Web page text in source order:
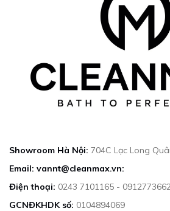
Showroom Hà Nội: 704C Lạc Long
Email: vannt@cleanmax.vn:
Điện thoại: 0243 7101165 -
GCNĐKHDK số: 0104894069